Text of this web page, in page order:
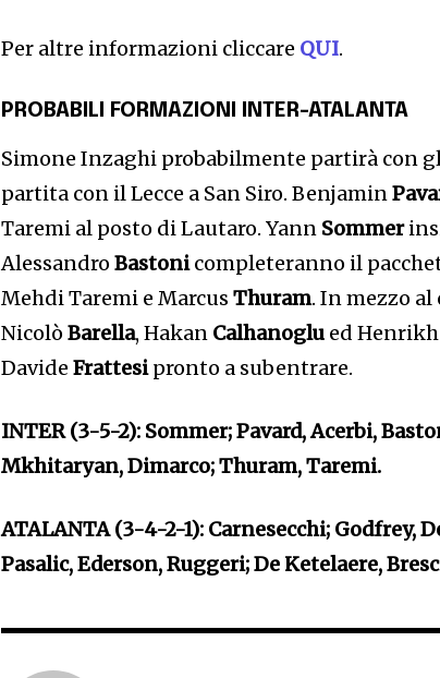
Per altre informazioni cliccare QUI.
PROBABILI FORMAZIONI INTER-ATALANTA
Simone Inzaghi probabilmente partirà con
partita con il Lecce a San Siro. Benjamin
Taremi al posto di Lautaro. Yann Sommer
AlessandroBastonicompleteranno il
Mehdi Taremi e MarcusThuram. In mezzo
NicolòBarella, Hakan Calhanoglu ed
DavideFrattesipronto a subentrare.
INTER (3-5-2): Sommer; Pavard, Acerbi,
Mkhitaryan, Dimarco; Thuram, Taremi.
ATALANTA (3-4-2-1): Carnesecchi; Godfrey,
Pasalic, Ederson, Ruggeri; De Ketelaere,